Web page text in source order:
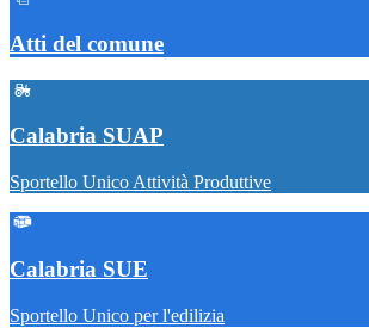
Atti del comune
Calabria SUAP
Sportello Unico Attività Produttive
Calabria SUE
Sportello Unico per l'edilizia